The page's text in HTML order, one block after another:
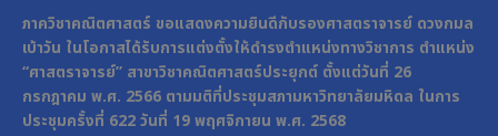
ภาควิชาคณิตศาสตร์ ขอแสดงความยินดีกับรองศาสตราจารย์ ดวงกมล
เบ้าวัน ในโอกาสได้รับการแต่งตั้งให้ดำรงตำแหน่งทางวิชาการ ตำแหน่ง
“ศาสตราจารย์” สาขาวิชาคณิตศาสตร์ประยุกต์ ตั้งแต่วันที่ 26
กรกฎาคม พ.ศ. 2566 ตามมติที่ประชุมสภามหาวิทยาลัยมหิดล ในการ
ประชุมครั้งที่ 622 วันที่ 19 พฤศจิกายน พ.ศ. 2568